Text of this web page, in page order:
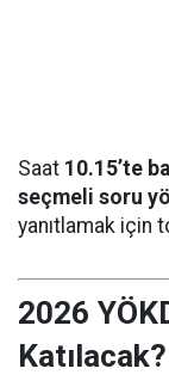
Saat 10.15’te
seçmeli soru
yanıtlamak için
2026
Katılacak?